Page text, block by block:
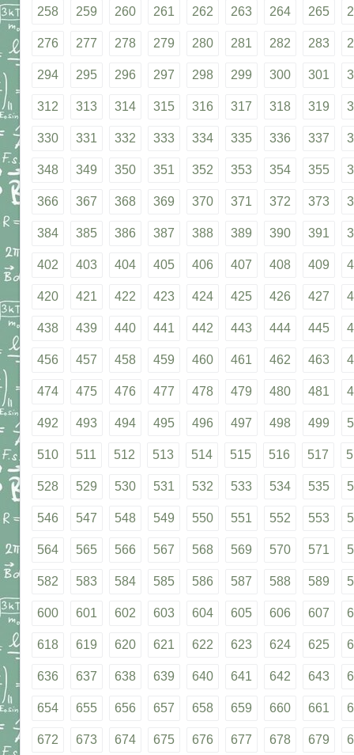
258 259 260 261 262 263 264 265
276 277 278 279 280 281 282 283
294 295 296 297 298 299 300 301
312 313 314 315 316 317 318 319
330 331 332 333 334 335 336 337
348 349 350 351 352 353 354 355
366 367 368 369 370 371 372 373
384 385 386 387 388 389 390 391
402 403 404 405 406 407 408 409
420 421 422 423 424 425 426 427
438 439 440 441 442 443 444 445
456 457 458 459 460 461 462 463
474 475 476 477 478 479 480 481
492 493 494 495 496 497 498 499
510 511 512 513 514 515 516 517
528 529 530 531 532 533 534 535
546 547 548 549 550 551 552 553
564 565 566 567 568 569 570 571
582 583 584 585 586 587 588 589
600 601 602 603 604 605 606 607
618 619 620 621 622 623 624 625
636 637 638 639 640 641 642 643
654 655 656 657 658 659 660 661
672 673 674 675 676 677 678 679